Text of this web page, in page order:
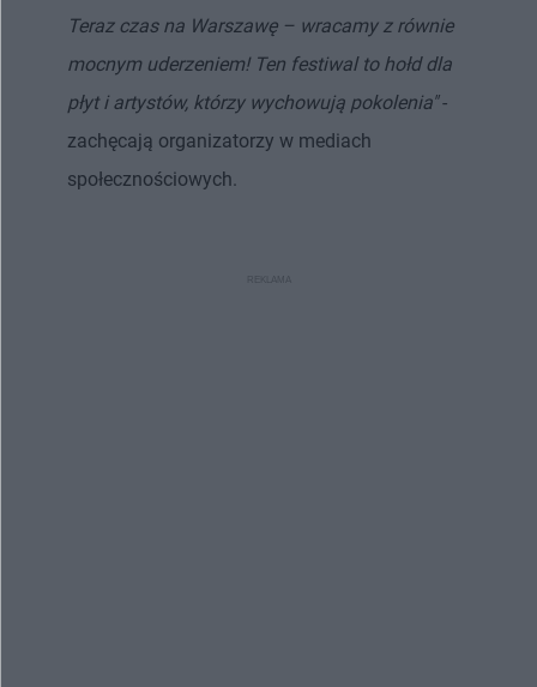
Teraz czas na Warszawę – wracamy z równie
mocnym uderzeniem! Ten festiwal to hołd dla
płyt i artystów, którzy wychowują pokolenia"-
zachęcają organizatorzy w mediach
społecznościowych.